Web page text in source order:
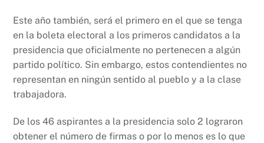
Este año también, será el primero en el que se tenga
en la boleta electoral a los primeros candidatos a la
presidencia que oficialmente no pertenecen a algún
partido político. Sin embargo, estos contendientes no
representan en ningún sentido al pueblo y a la clase
trabajadora.
De los 46 aspirantes a la presidencia solo 2 lograron
obtener el número de firmas o por lo menos es lo que